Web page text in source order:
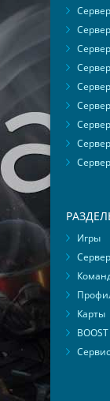
Игры
Карты